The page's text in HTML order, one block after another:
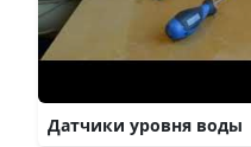
Датчики уровня воды